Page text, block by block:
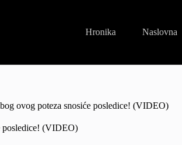
Hronika Naslovna
ovog poteza snosiće posledice! (VIDEO)
posledice! (VIDEO)